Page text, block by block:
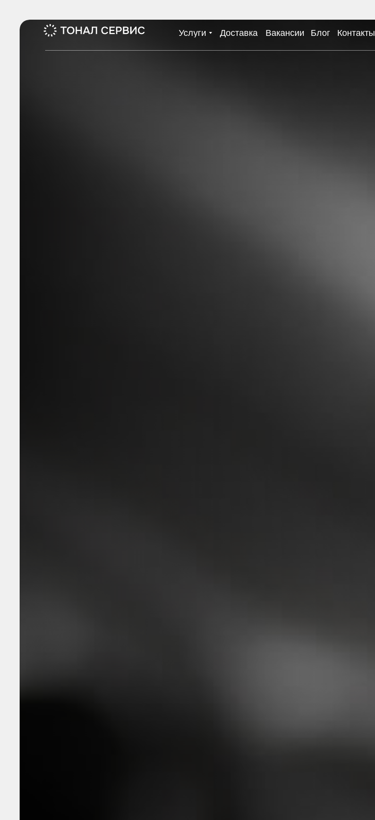
Услуги Доставка Вакансии Блог Контакты